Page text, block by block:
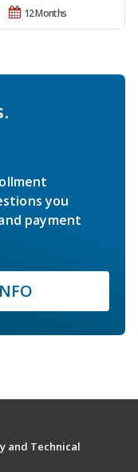
12 Months
you
payment
and Technical